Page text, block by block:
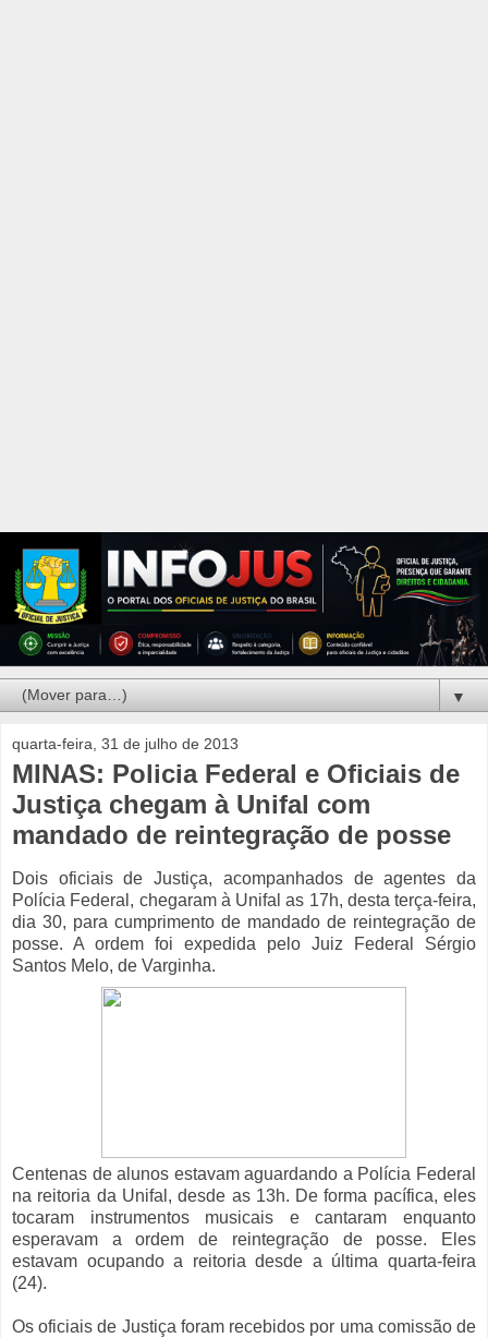
▼
quarta-feira, 31 de julho de 2013
MINAS: Policia Federal e Oficiais de
Justiça chegam à Unifal com
mandado de reintegração de posse
Dois oficiais de Justiça, acompanhados de agentes da
Polícia Federal, chegaram à Unifal as 17h, desta terça-feira,
dia 30, para cumprimento de mandado de reintegração de
posse. A ordem foi expedida pelo Juiz Federal Sérgio
Santos Melo, de Varginha.
Centenas de alunos estavam aguardando a Polícia Federal
na reitoria da Unifal, desde as 13h. De forma pacífica, eles
tocaram instrumentos musicais e cantaram enquanto
esperavam a ordem de reintegração de posse. Eles
estavam ocupando a reitoria desde a última quarta-feira
(24).
Os oficiais de Justiça foram recebidos por uma comissão de